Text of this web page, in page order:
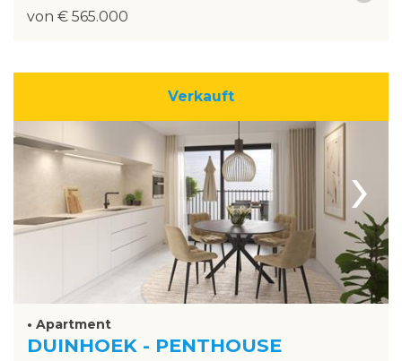
von € 565.000
Verkauft
›
• Apartment
DUINHOEK - PENTHOUSE